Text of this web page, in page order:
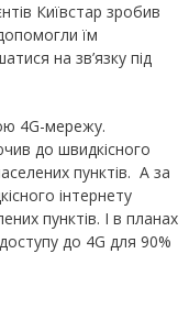
Київстар зробив
їм
на зв’язку під
4G-мережу.
до швидкісного
пунктів. А за
інтернету
пунктів. І в планах
до 4G для 90%